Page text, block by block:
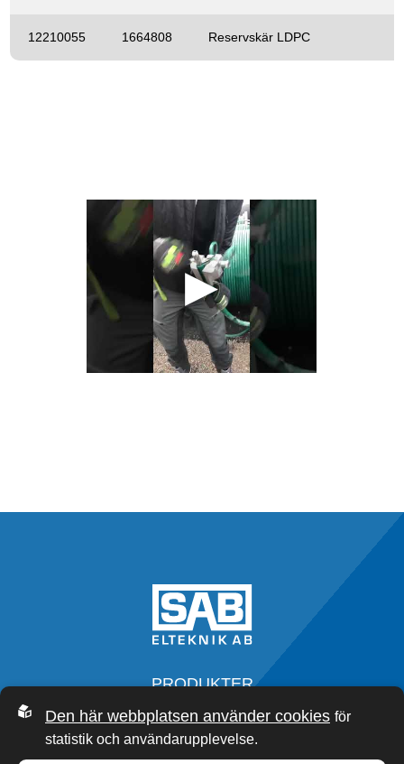
12210055 1664808 Reservskär LDPC
PRODUKTER
SERVICE
OM OSS
SAB ACADEMY
Den här webbplatsen använder cookies för
statistik och användarupplevelse.